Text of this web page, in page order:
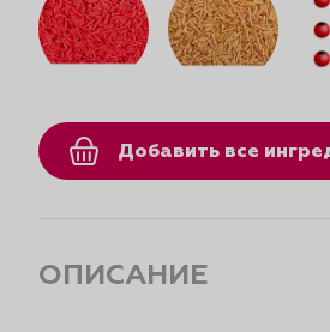
Добавить все
ОПИСАНИЕ